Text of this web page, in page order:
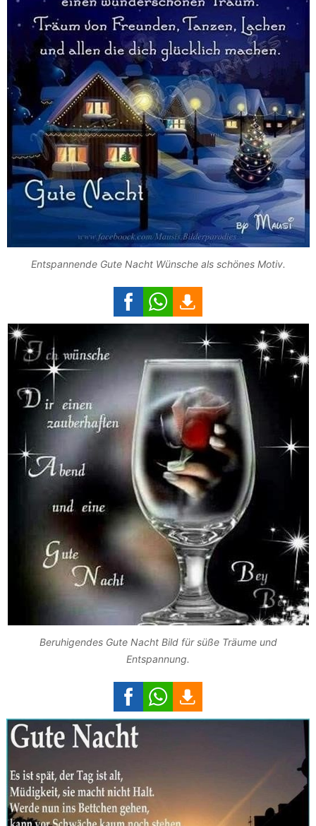
Entspannende Gute Nacht Wünsche als schönes Motiv.
Beruhigendes Gute Nacht Bild für süße Träume und
Entspannung.